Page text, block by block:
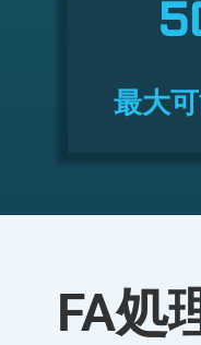
最大
FA処